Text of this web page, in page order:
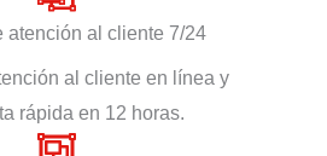
atención al cliente 7/24
al cliente en línea y
rápida en 12 horas.